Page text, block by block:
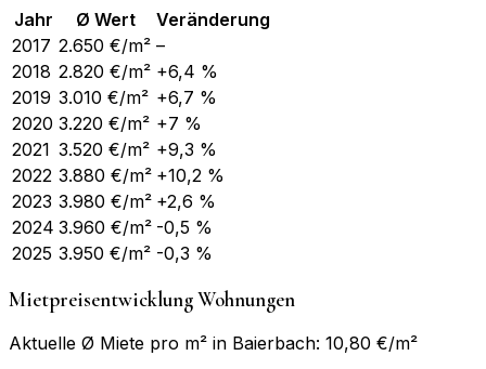
Jahr Ø Wert
Veränderung
2017 2.650 €/m² –
2018 2.820 €/m² +6,4 %
2019 3.010 €/m² +6,7 %
2020 3.220 €/m² +7 %
2021 3.520 €/m² +9,3 %
2022 3.880 €/m² +10,2 %
2023 3.980 €/m² +2,6 %
2024 3.960 €/m² -0,5 %
2025 3.950 €/m² -0,3 %
Mietpreisentwicklung Wohnungen
Aktuelle Ø Miete pro m² in Baierbach: 10,80 €/m²